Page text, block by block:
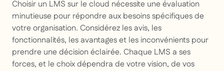
Choisir un LMS sur le cloud nécessite une évaluation
minutieuse pour répondre aux besoins spécifiques de
votre organisation. Considérez les avis, les
fonctionnalités, les avantages et les inconvénients pour
prendre une décision éclairée. Chaque LMS a ses
forces, et le choix dépendra de votre vision, de vos